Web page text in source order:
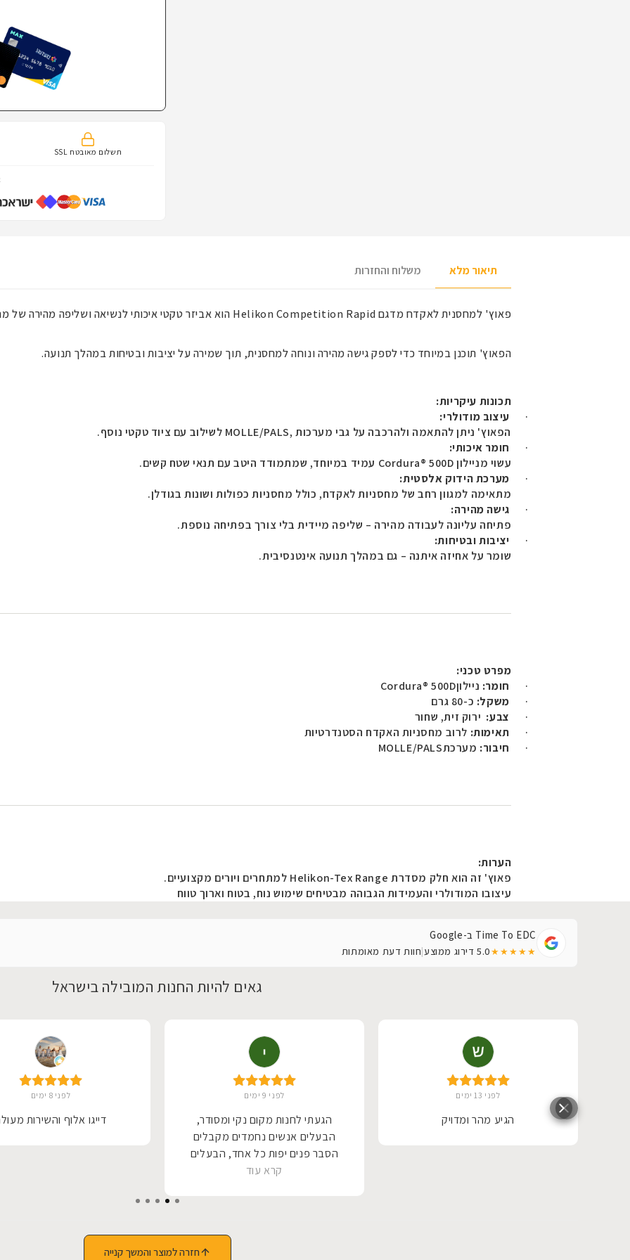
תשלום מאובטח SSL
תיאור מלא משלוח והחזרות
פאוץ' למחסנית לאקדח מדגםHelikon Competition Rapid הוא אביזר טקטי איכותי לנשיאה ושליפה מהירה של
הפאוץ' תוכנן במיוחד כדי לספק גישה מהירה ונוחה למחסנית, תוך שמירה על יציבות ובטיחות במהלך תנועה.
תכונות עיקריות:
·
עיצוב מודולרי:
הפאוץ' ניתן להתאמה ולהרכבה על גבי מערכותMOLLE/PALS, לשילוב עם ציוד טקטי נוסף.
·
חומר איכותי:
עשוי מניילוןCordura® 500D עמיד במיוחד, שמתמודד היטב עם תנאי שטח קשים.
·
מערכת הידוק אלסטית:
מתאימה למגוון רחב של מחסניות לאקדח, כולל מחסניות כפולות ושונות בגודלן.
·
גישה מהירה:
פתיחה עליונה לעבודה מהירה – שליפה מיידית בלי צורך בפתיחה נוספת.
·
יציבות ובטיחות:
שומר על אחיזה איתנה – גם במהלך תנועה אינטנסיבית.
מפרט טכני:
·
חומר: ניילוןCordura® 500D
·
משקל: כ-80 גרם
·
צבע: ירוק זית, שחור
·
תאימות: לרוב מחסניות האקדח הסטנדרטיות
·
חיבור: מערכתMOLLE/PALS
הערות:
פאוץ' זה הוא חלק מסדרת
למתחרים ויורים מקצועיים.
עיצובו המודולרי והעמידות הגבוהה מבטיחים שימוש נוח, בטוח וארוך טווח
Time To EDC ב-Google
★★★★★
5.0דירוג ממוצע|חוות דעת מאומתות
גאים להיות החנות המובילה בישראל
לפני 8 ימים
דייגו אלוף והשירות
לפני 9 ימים
הגעתי לחנות מקום נקי ומסודר,
הבעלים אנשים נחמדים מקבלים
הסבר פנים יפות כל אחד, הבעלים
מסביר לכל אחד הסבר על המוצר
קרא עוד
לפני 13 ימים
הגיע מהר ומדויק
חזרה למוצר והמשך קנייה